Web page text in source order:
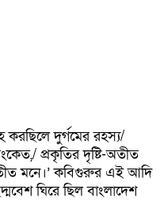
করছিলে দুর্গমের রহস্য/
প্রকৃতির দৃষ্টি-অতীত
মনে।’ কবিগুরুর এই আদি
ঘিরে ছিল বাংলাদেশ